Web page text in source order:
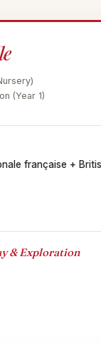
(Year 1)
française +
& Exploration